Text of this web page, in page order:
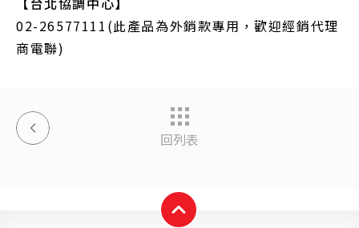
02-26577111(此產品為外銷款專用，歡迎經銷代理
商電聯)
回列表